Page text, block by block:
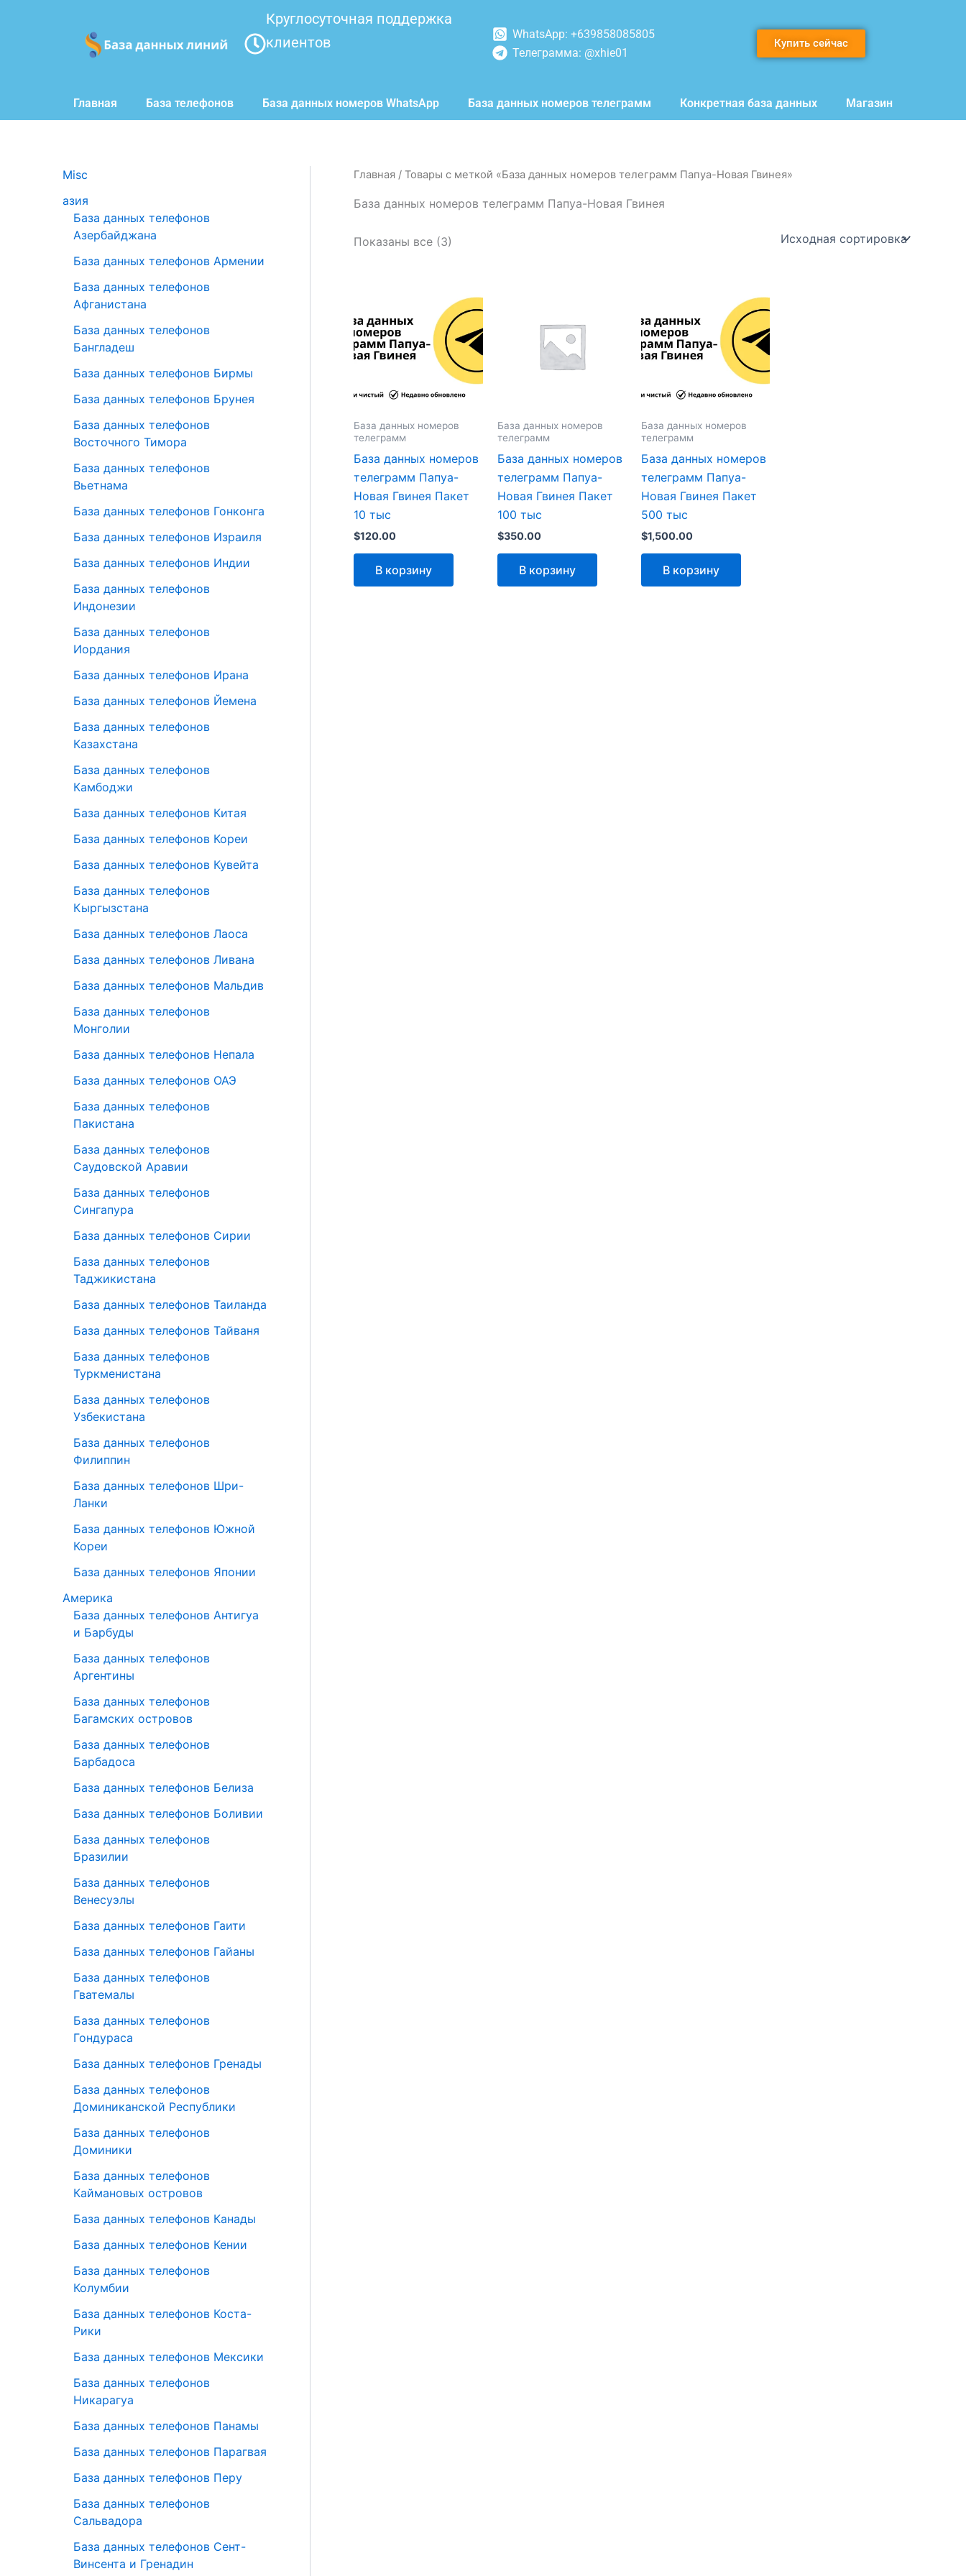
Круглосуточная поддержка
клиентов
WhatsApp: +639858085805
Телеграмма: @xhie01
Купить сейчас
Главная База телефонов База данных номеров WhatsApp База данных номеров телеграмм Конкретная база данных Магазин
Misc
азия
База данных телефонов
Азербайджана
База данных телефонов Армении
База данных телефонов
Афганистана
База данных телефонов
Бангладеш
База данных телефонов Бирмы
База данных телефонов Брунея
База данных телефонов
Восточного Тимора
База данных телефонов
Вьетнама
База данных телефонов Гонконга
База данных телефонов Израиля
База данных телефонов Индии
База данных телефонов
Индонезии
База данных телефонов
Иордания
База данных телефонов Ирана
База данных телефонов Йемена
База данных телефонов
Казахстана
База данных телефонов
Камбоджи
База данных телефонов Китая
База данных телефонов Кореи
База данных телефонов Кувейта
База данных телефонов
Кыргызстана
База данных телефонов Лаоса
База данных телефонов Ливана
База данных телефонов Мальдив
База данных телефонов
Монголии
База данных телефонов Непала
База данных телефонов ОАЭ
База данных телефонов
Пакистана
База данных телефонов
Саудовской Аравии
База данных телефонов
Сингапура
База данных телефонов Сирии
База данных телефонов
Таджикистана
База данных телефонов Таиланда
База данных телефонов Тайваня
База данных телефонов
Туркменистана
База данных телефонов
Узбекистана
База данных телефонов
Филиппин
База данных телефонов Шри-
Ланки
База данных телефонов Южной
Кореи
База данных телефонов Японии
Америка
База данных телефонов Антигуа
и Барбуды
База данных телефонов
Аргентины
База данных телефонов
Багамских островов
База данных телефонов
Барбадоса
База данных телефонов Белиза
База данных телефонов Боливии
База данных телефонов
Бразилии
База данных телефонов
Венесуэлы
База данных телефонов Гаити
База данных телефонов Гайаны
База данных телефонов
Гватемалы
База данных телефонов
Гондураса
База данных телефонов Гренады
База данных телефонов
Доминиканской Республики
База данных телефонов
Доминики
База данных телефонов
Каймановых островов
База данных телефонов Канады
База данных телефонов Кении
База данных телефонов
Колумбии
База данных телефонов Коста-
Рики
База данных телефонов Мексики
База данных телефонов
Никарагуа
База данных телефонов Панамы
База данных телефонов Парагвая
База данных телефонов Перу
База данных телефонов
Сальвадора
База данных телефонов Сент-
Винсента и Гренадин
Главная / Товары с меткой «База данных номеров телеграмм Папуа-Новая Гвинея»
База данных номеров телеграмм Папуа-Новая Гвинея
Показаны все (3)
База данных номеров
телеграмм
База данных номеров
телеграмм Папуа-
Новая Гвинея Пакет
10 тыс
$120.00
В корзину
База данных номеров
телеграмм
База данных номеров
телеграмм Папуа-
Новая Гвинея Пакет
100 тыс
$350.00
В корзину
База данных номеров
телеграмм
База данных номеров
телеграмм Папуа-
Новая Гвинея Пакет
500 тыс
$1,500.00
В корзину